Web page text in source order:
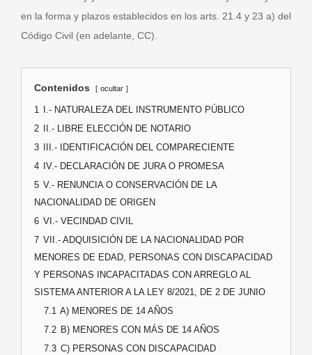
en la forma y plazos establecidos en los arts. 21.4 y 23 a) del
Código Civil (en adelante, CC).
Contenidos ocultar
1
I.- NATURALEZA DEL INSTRUMENTO PÚBLICO
2
II.- LIBRE ELECCIÓN DE NOTARIO
3
III.- IDENTIFICACIÓN DEL COMPARECIENTE
4
IV.- DECLARACIÓN DE JURA O PROMESA
5 V.- RENUNCIA O CONSERVACIÓN DE LA
NACIONALIDAD DE ORIGEN
6 VI.- VECINDAD CIVIL
7 VII.- ADQUISICIÓN DE LA NACIONALIDAD POR
MENORES DE EDAD, PERSONAS CON DISCAPACIDAD
Y PERSONAS INCAPACITADAS CON ARREGLO AL
SISTEMA ANTERIOR A LA LEY 8/2021, DE 2 DE JUNIO
7.1 A) MENORES DE 14 AÑOS
7.2 B) MENORES CON MÁS DE 14 AÑOS
7.3 C) PERSONAS CON DISCAPACIDAD